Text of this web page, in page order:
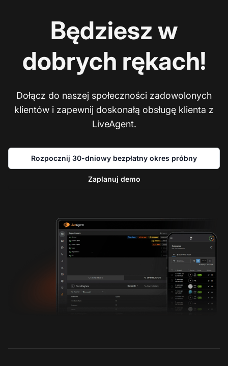
Będziesz w
dobrych rękach!
Dołącz do naszej społeczności zadowolonych
klientów i zapewnij doskonałą obsługę klienta z
LiveAgent.
Rozpocznij 30-dniowy bezpłatny okres próbny
Zaplanuj demo